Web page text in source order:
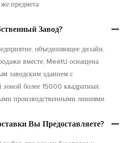
предмета.
Завод?
объединяющее дизайн,
вместе, MeetU оснащена
заводским зданием с
зоной более 15000 квадратных
производственными линиями.
Вы Предоставляете?